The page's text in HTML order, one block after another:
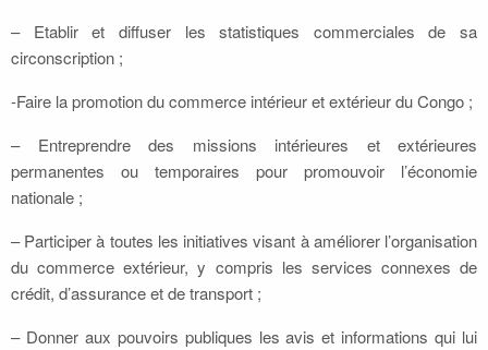
– Etablir et diffuser les statistiques commerciales de sa
circonscription ;
-Faire la promotion du commerce intérieur et extérieur du Congo ;
– Entreprendre des missions intérieures et extérieures
permanentes ou temporaires pour promouvoir l’économie
nationale ;
– Participer à toutes les initiatives visant à améliorer l’organisation
du commerce extérieur, y compris les services connexes de
crédit, d’assurance et de transport ;
– Donner aux pouvoirs publiques les avis et informations qui lui